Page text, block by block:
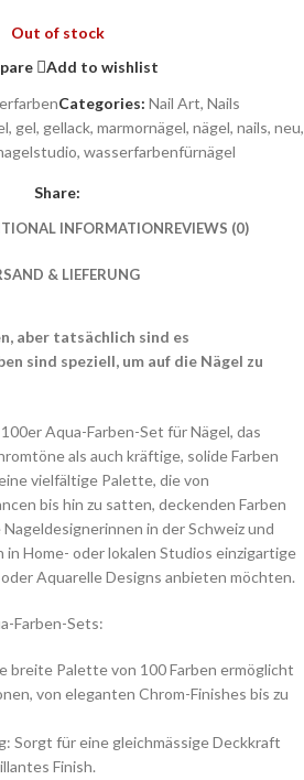
Out of stock
Add to wishlist
Categories: Nail Art, Nails
, gel, gellack, marmornägel, nägel, nails, neu,
, wasserfarbenfürnägel
Share:
INFORMATIONREVIEWS (0)
& LIEFERUNG
aber tatsächlich sind es
sind speziell, um auf die Nägel zu
Aqua-Farben-Set für Nägel, das
als auch kräftige, solide Farben
vielfältige Palette, die von
bis hin zu satten, deckenden Farben
in der Schweiz und
in Home- oder lokalen Studios einzigartige
Aquarelle Designs anbieten möchten.
Farben-Sets:
breite Palette von 100 Farben ermöglicht
von eleganten Chrom-Finishes bis zu
Sorgt für eine gleichmässige Deckkraft
Finish.